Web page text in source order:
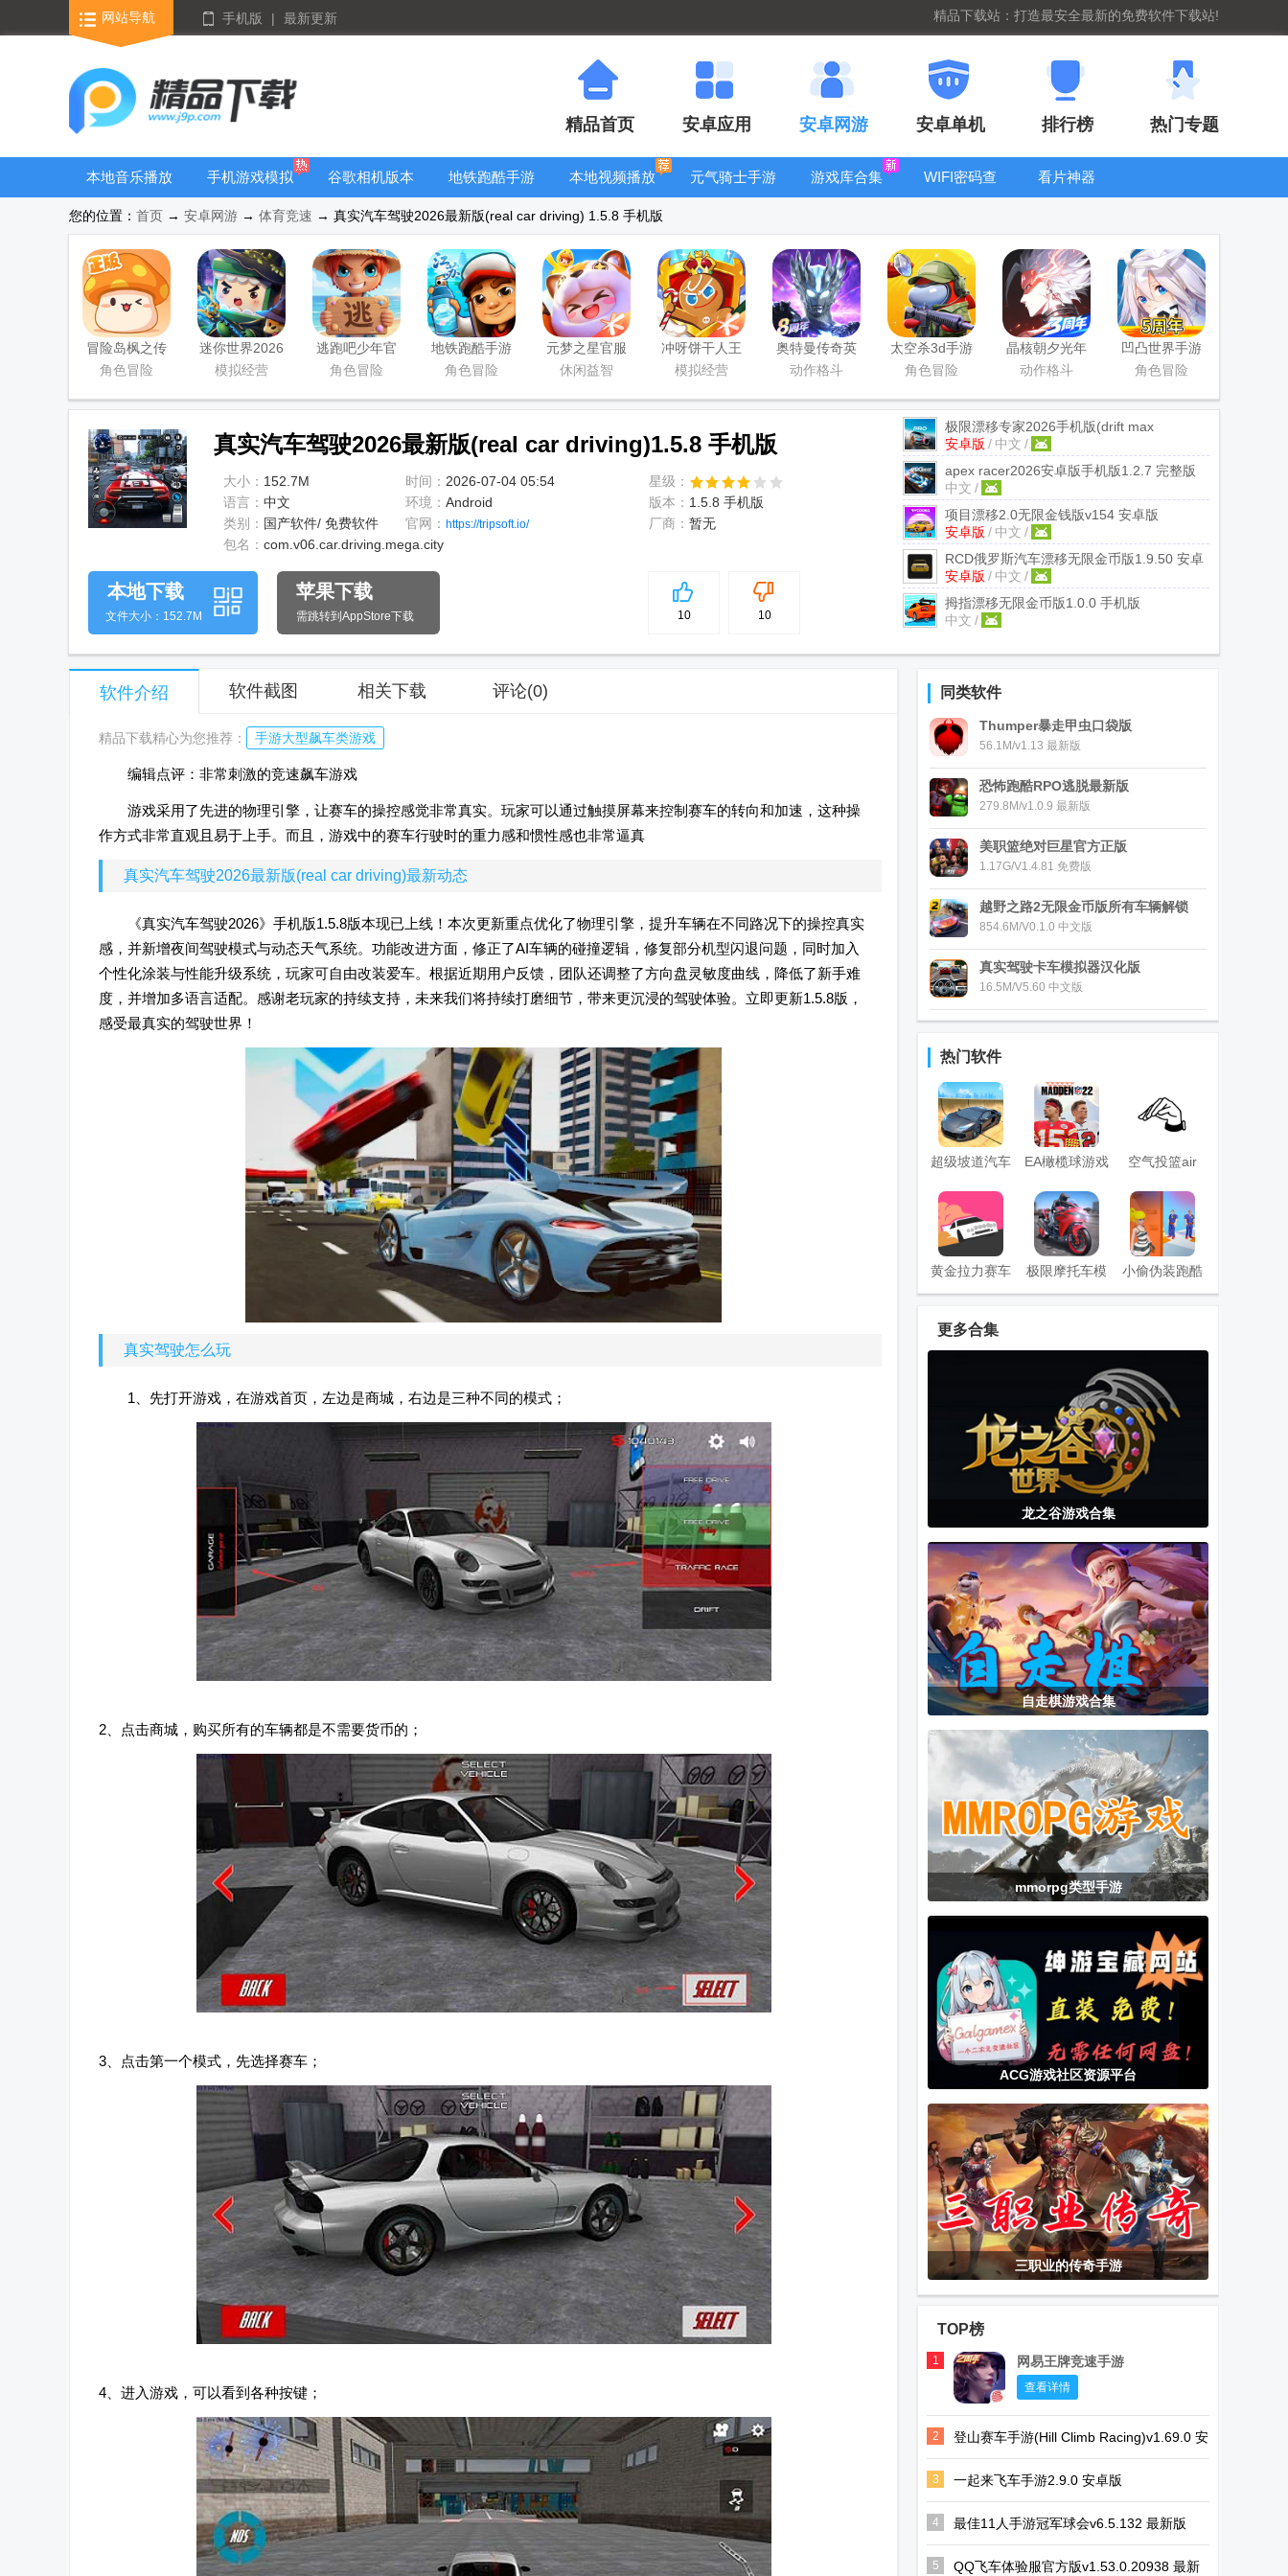
网站导航 手机版 | 最新更新 精品下载站：打造最安全最新的免费软件下载站!
精品首页 安卓应用 安卓网游 安卓单机 排行榜 热门专题
本地音乐播放
手机游戏模拟
器安卓版合集
谷歌相机版本
大全
地铁跑酷手游
本地视频播放
元气骑士手游
游戏库合集
WIFI密码查
看片神器
全
您的位置： 首页 → 安卓网游 → 体育竞速 → 真实汽车驾驶2026最新版(real car driving) 1.5.8 手机版
冒险岛枫之传
说手游
角色冒险
迷你世界2026
最新升级版
模拟经营
逃跑吧少年官
方版
角色冒险
地铁跑酷手游
国服
角色冒险
元梦之星官服
版
休闲益智
冲呀饼干人王
国手游官方版
模拟经营
奥特曼传奇英
雄手游正版
动作格斗
太空杀3d手游
角色冒险
晶核朝夕光年
官服版
动作格斗
凹凸世界手游
正版
角色冒险
真实汽车驾驶2026最新版(real car driving)1.5.8 手机版
大小： 152.7M 时间： 2026-07-04 05:54
星级：
语言： 中文 环境： Android 版本： 1.5.8 手机版
类别： 国产软件/ 免费软件 官网： https://tripsoft.io/ 厂商： 暂无
包名： com.v06.car.driving.mega.city
极限漂移专家2026手机版(drift max
pro)2.5.75 安卓版
安卓版 / 中文 /
apex racer2026安卓版手机版1.2.7 完整版
中文 /
项目漂移2.0无限金钱版v154 安卓版
安卓版 / 中文 /
RCD俄罗斯汽车漂移无限金币版1.9.50 安卓
版
安卓版 / 中文 /
拇指漂移无限金币版1.0.0 手机版
中文 /
5
10 10
本地下载
文件大小：152.7M
苹果下载
需跳转到AppStore下载
软件介绍 软件截图 相关下载 评论(0)
精品下载精心为您推荐： 手游大型飙车类游戏
编辑点评：非常刺激的竞速飙车游戏
游戏采用了先进的物理引擎，让赛车的操控感觉非常真实。玩家可以通过触摸屏幕来控制赛车的转向和加速，这种操
作方式非常直观且易于上手。而且，游戏中的赛车行驶时的重力感和惯性感也非常逼真
真实汽车驾驶2026最新版(real car driving)最新动态
《真实汽车驾驶2026》手机版1.5.8版本现已上线！本次更新重点优化了物理引擎，提升车辆在不同路况下的操控真实
感，并新增夜间驾驶模式与动态天气系统。功能改进方面，修正了AI车辆的碰撞逻辑，修复部分机型闪退问题，同时加入
个性化涂装与性能升级系统，玩家可自由改装爱车。根据近期用户反馈，团队还调整了方向盘灵敏度曲线，降低了新手难
度，并增加多语言适配。感谢老玩家的持续支持，未来我们将持续打磨细节，带来更沉浸的驾驶体验。立即更新1.5.8版，
感受最真实的驾驶世界！
真实驾驶怎么玩
1、先打开游戏，在游戏首页，左边是商城，右边是三种不同的模式；
2、点击商城，购买所有的车辆都是不需要货币的；
3、点击第一个模式，先选择赛车；
4、进入游戏，可以看到各种按键；
同类软件
Thumper暴走甲虫口袋版
56.1M/v1.13 最新版
恐怖跑酷RPO逃脱最新版
279.8M/v1.0.9 最新版
美职篮绝对巨星官方正版
1.17G/V1.4.81 免费版
越野之路2无限金币版所有车辆解锁
854.6M/V0.1.0 中文版
真实驾驶卡车模拟器汉化版
16.5M/V5.60 中文版
热门软件
超级坡道汽车
特技
EA橄榄球游戏
Madden
NFL22手游
空气投篮air
shot安卓版
黄金拉力赛车
游戏(Art of
Rally)
极限摩托车模
拟器
小偷伪装跑酷
(Thief Run
Baseball
League
沙漠司机
腾讯全民大灌
篮游戏最新版
Beacon模拟器
(Beacon
Game
Launcher)
玩悦星球游戏
盒子
原神华为服务
FC游戏厅模拟
器
Eden Legacy
模拟器A6xx专
版
最终幻想1街
机版
世嘉模拟器
Flycast新版本
龙神模拟器安
卓版
(RyujinxAndroid)
绿梦时空之声
手机版游戏
更多合集
龙之谷游戏合集
自走棋游戏合集
mmorpg类型手游
ACG游戏社区资源平台
三职业的传奇手游
TOP榜
1 网易王牌竞速手游
查看详情
2
登山赛车手游(Hill Climb Racing)v1.69.0 安
卓正版
3 一起来飞车手游2.9.0 安卓版
4 最佳11人手游冠军球会v6.5.132 最新版
5 QQ飞车体验服官方版v1.53.0.20938 最新